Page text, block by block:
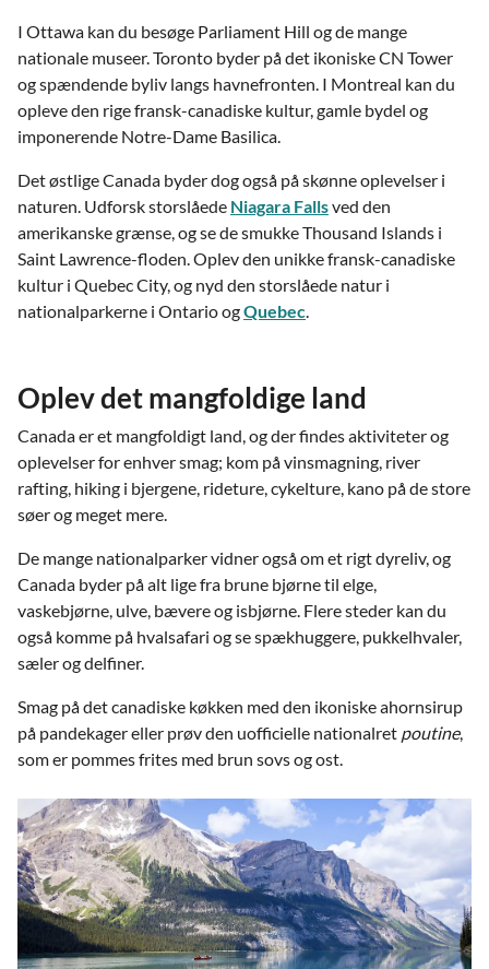
I Ottawa kan du besøge Parliament Hill og de mange
nationale museer. Toronto byder på det ikoniske CN Tower
og spændende byliv langs havnefronten. I Montreal kan du
opleve den rige fransk-canadiske kultur, gamle bydel og
imponerende Notre-Dame Basilica.
Det østlige Canada byder dog også på skønne oplevelser i
naturen. Udforsk storslåede Niagara Fallsved den
amerikanske grænse, og se de smukke Thousand Islands i
Saint Lawrence-floden. Oplev den unikke fransk-canadiske
kultur i Quebec City, og nyd den storslåede natur i
nationalparkerne i Ontario ogQuebec.
Oplev det mangfoldige land
Canada er et mangfoldigt land, og der findes aktiviteter og
oplevelser for enhver smag; kom på vinsmagning, river
rafting, hiking i bjergene, rideture, cykelture, kano på de store
søer og meget mere.
De mange nationalparker vidner også om et rigt dyreliv, og
Canada byder på alt lige fra brune bjørne til elge,
vaskebjørne, ulve, bævere og isbjørne. Flere steder kan du
også komme på hvalsafari og se spækhuggere, pukkelhvaler,
sæler og delfiner.
Smag på det canadiske køkken med den ikoniske ahornsirup
på pandekager eller prøv den uofficielle nationalret poutine,
som er pommes frites med brun sovs og ost.